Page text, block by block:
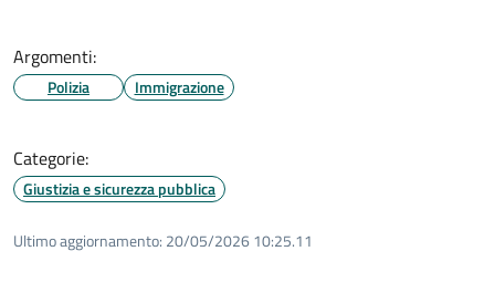
Argomenti:
Polizia Immigrazione
Categorie:
Giustizia e sicurezza pubblica
Ultimo aggiornamento: 20/05/2026 10:25.11